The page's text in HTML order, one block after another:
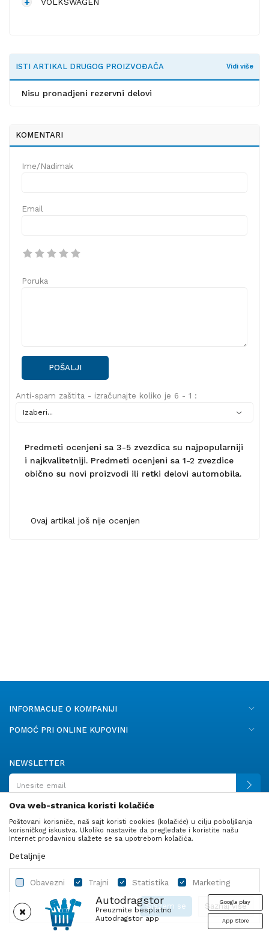
Autodragstor
Preuzmite besplatno
Autodragstor app
Google play
App Store
VOLKSWAGEN
ISTI ARTIKAL DRUGOG PROIZVOĐAČA Vidi više
Nisu pronadjeni rezervni delovi
KOMENTARI
Ime/Nadimak
Email
Poruka
POŠALJI
Anti-spam zaštita - izračunajte koliko je 6 - 1 :
Predmeti ocenjeni sa 3-5 zvezdica su najpopularniji
i najkvalitetniji. Predmeti ocenjeni sa 1-2 zvezdice
obično su novi proizvodi ili retki delovi automobila.
Ovaj artikal još nije ocenjen
INFORMACIJE O KOMPANIJI
POMOĆ PRI ONLINE KUPOVINI
NEWSLETTER
PRATITE NAS
Autodelovi Ulje i tečnosti
Ova web-stranica koristi kolačiće
Poštovani korisniče, naš sajt koristi cookies (kolačiće) u cilju poboljšanja
korisničkog iskustva. Ukoliko nastavite da pregledate i koristite našu
Internet prodavnicu slažete se sa upotrebom kolačića.
Detaljnije
Obavezni Trajni Statistika Marketing
Saznaj više
Slažem se